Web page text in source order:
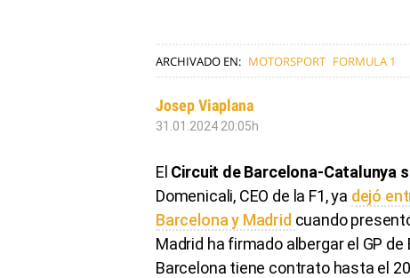
ARCHIVADO EN: MOTORSPORT FORMULA 1
Josep Viaplana
31.01.2024 20:05h
El Circuit de Barcelona-Catalunya
Domenicali, CEO de la F1, ya dejó
Barcelona y Madrid cuando
Madrid ha firmado albergar el GP
Barcelona tiene contrato hasta el